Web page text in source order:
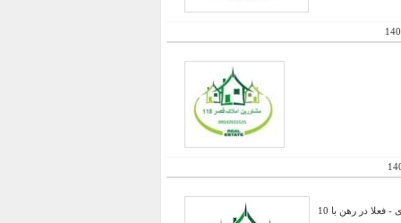
فروش فوری مغازه در بهترین موقعیت مرکز خرید - در میدان وسط با دهنه ای بزرگ و ارتفاع 5 متر- سرقفل شهرداری - فعلا در رهن با 10